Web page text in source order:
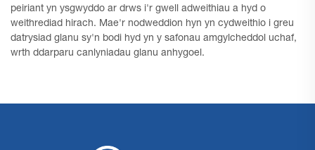
peiriant yn ysgwyddo ar drws i'r gwell adweithiau a hyd o
weithrediad hirach. Mae'r nodweddion hyn yn cydweithio i greu
datrysiad glanu sy'n bodi hyd yn y safonau amgylcheddol uchaf,
wrth ddarparu canlyniadau glanu anhygoel.